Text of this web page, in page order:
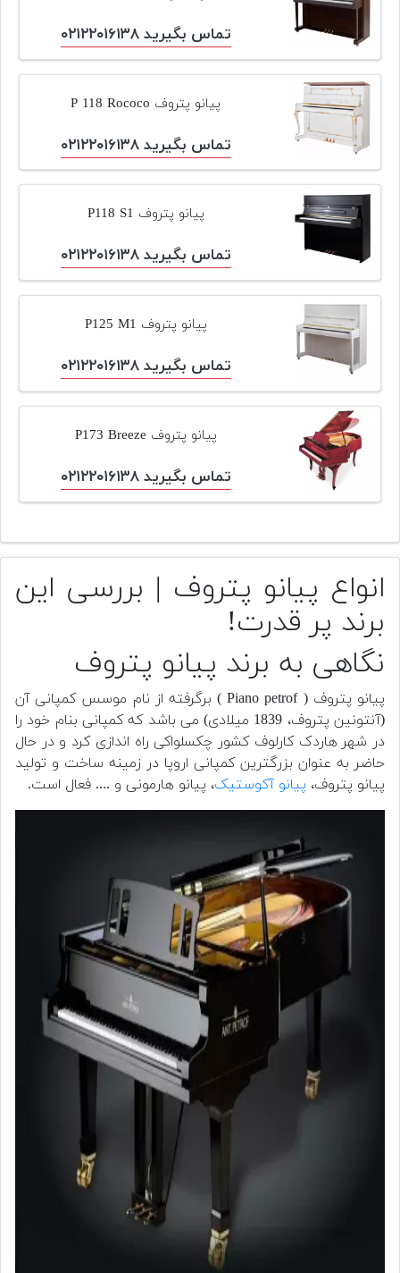
پیانو
وبلاگ
بازسازی
پیانو
بازار
دست
دوم
افزودن
دست
دوم
تماس بگیرید ۰۲۱۲۲۰۱۶۱۳۸
پیانو پتروف P 118 Rococo
تماس بگیرید ۰۲۱۲۲۰۱۶۱۳۸
پیانو پتروف P118 S1
تماس بگیرید ۰۲۱۲۲۰۱۶۱۳۸
پیانو پتروف P125 M1
تماس بگیرید ۰۲۱۲۲۰۱۶۱۳۸
پیانو پتروف P173 Breeze
تماس بگیرید ۰۲۱۲۲۰۱۶۱۳۸
انواع پیانو پتروف | بررسی این
برند پر قدرت!
نگاهی به برند پیانو پتروف
پیانو پتروف ( Piano petrof ) برگرفته از نام موسس کمپانی آن
(آنتونین پتروف، 1839 میلادی) می باشد که کمپانی بنام خود را
در شهر هاردک کارلوف کشور چکسلواکی راه اندازی کرد و در حال
حاضر به عنوان بزرگترین کمپانی اروپا در زمینه ساخت و تولید
پیانو پتروف، پیانو آکوستیک، پیانو هارمونی و .... فعال است.